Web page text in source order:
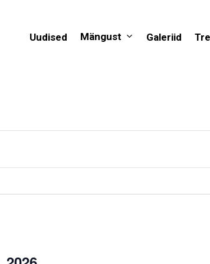
Uudised Mängust Galeriid